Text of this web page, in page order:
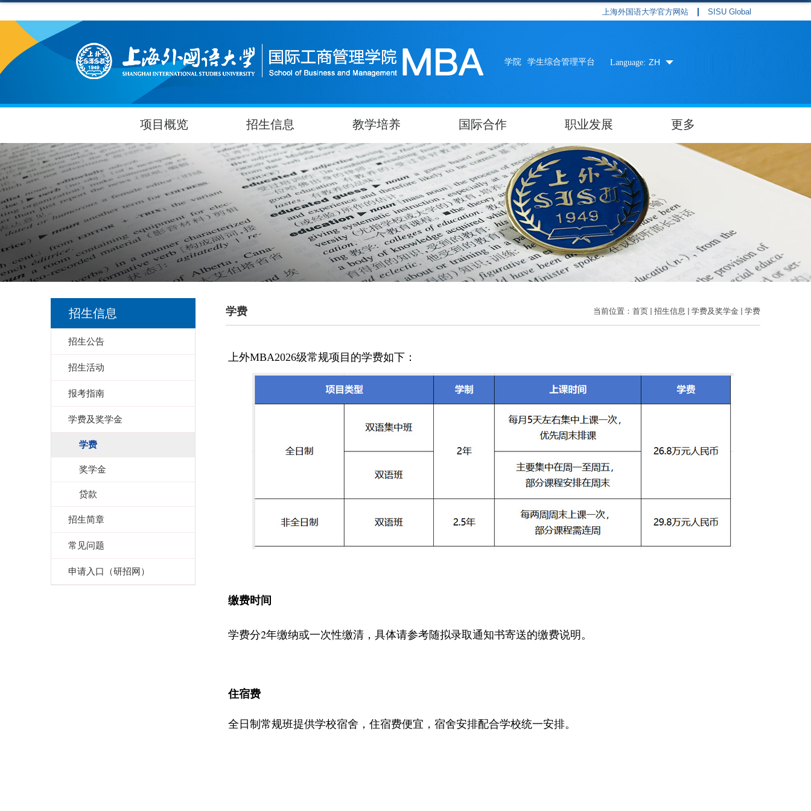
上海外国语大学官方网站 SISU Global
学院 学生综合管理平台 Language: ZH
项目概览 招生信息 教学培养 国际合作 职业发展 更多
招生信息
招生公告
招生活动
报考指南
学费及奖学金
学费
奖学金
贷款
招生简章
常见问题
申请入口（研招网）
学费 当前位置： 首页 招生信息 学费及奖学金 学费
上外MBA2026级常规项目的学费如下：
缴费时间
学费分2年缴纳或一次性缴清，具体请参考随拟录取通知书寄送的缴费说明。
住宿费
全日制常规班提供学校宿舍，住宿费便宜，宿舍安排配合学校统一安排。